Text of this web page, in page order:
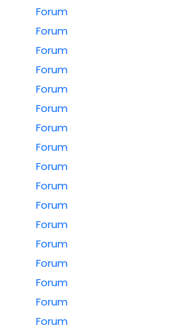
Forum
Forum
Forum
Forum
Forum
Forum
Forum
Forum
Forum
Forum
Forum
Forum
Forum
Forum
Forum
Forum
Forum